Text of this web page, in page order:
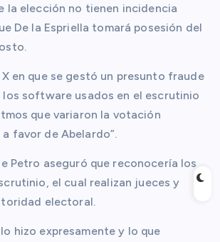
la elección no tienen incidencia
De la Espriella tomará posesión del
en que se gestó un presunto fraude
software usados en el escrutinio
que variaron la votación
favor de Abelardo”.
Petro aseguró que reconocería los
el cual realizan jueces y
electoral.
hizo expresamente y lo que